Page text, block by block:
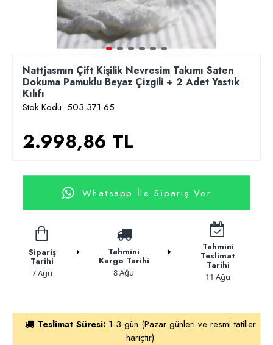
Nattjasmın Çift Kişilik Nevresim Takımı Saten
Dokuma Pamuklu Beyaz Çizgili + 2 Adet Yastık
Kılıfı
Stok Kodu: 503.371.65
2.998,86 TL
Whatsapp İle Sipariş Ver
Sipariş
Tarihi
7 Ağu
Tahmini
Kargo Tarihi
8 Ağu
Tahmini
Teslimat
Tarihi
11 Ağu
Teslimat Süresi: 1-3 gün (Pazar günleri ve resmi tatiller
hariçtir)